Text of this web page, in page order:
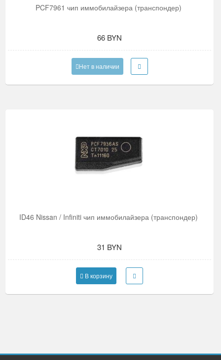
PCF7961 чип иммобилайзера (транспондер)
66 BYN
Нет в наличии
ID46 Nissan / Infiniti чип иммобилайзера (транспондер)
31 BYN
В корзину